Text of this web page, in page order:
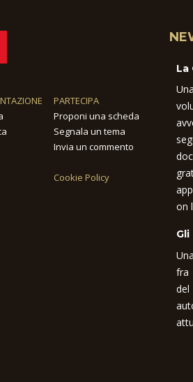
PARTECIPA
Proponi una scheda
Segnala un tema
Invia un commento
Cookie Policy
La
on
fra
del